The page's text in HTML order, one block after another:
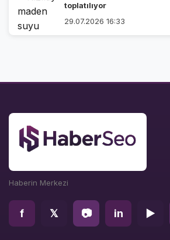
toplatılıyor
29.07.2026 16:33
Haberin Merkezi
f 𝕏 📷 in ▶